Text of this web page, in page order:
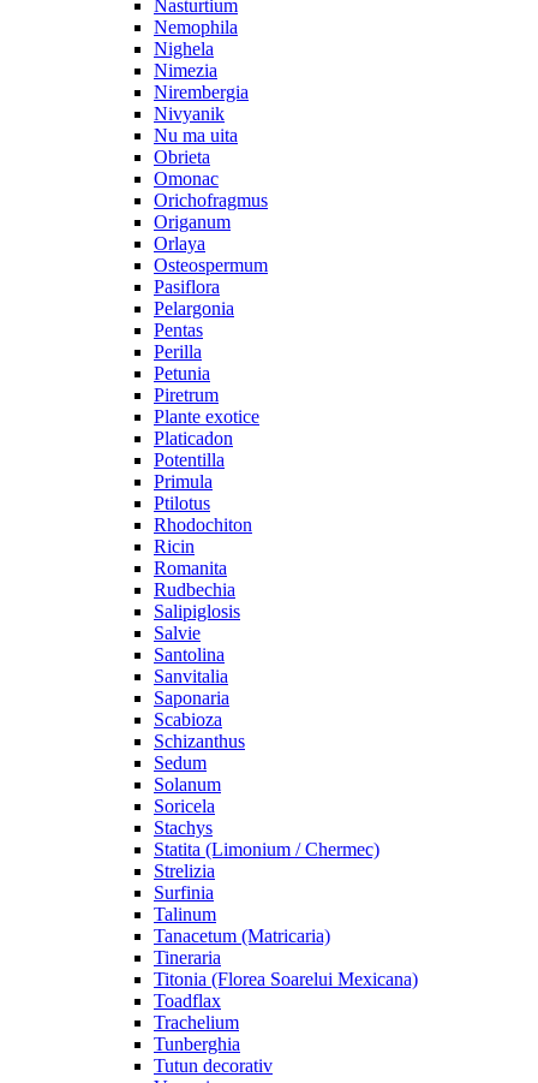
Nasturtium
Nemophila
Nighela
Nimezia
Nirembergia
Nivyanik
Nu ma uita
Obrieta
Omonac
Orichofragmus
Origanum
Orlaya
Osteospermum
Pasiflora
Pelargonia
Pentas
Perilla
Petunia
Piretrum
Plante exotice
Platicadon
Potentilla
Primula
Ptilotus
Rhodochiton
Ricin
Romanita
Rudbechia
Salipiglosis
Salvie
Santolina
Sanvitalia
Saponaria
Scabioza
Schizanthus
Sedum
Solanum
Soricela
Stachys
Statita (Limonium / Chermec)
Strelizia
Surfinia
Talinum
Tanacetum (Matricaria)
Tineraria
Titonia (Florea Soarelui Mexicana)
Toadflax
Trachelium
Tunberghia
Tutun decorativ